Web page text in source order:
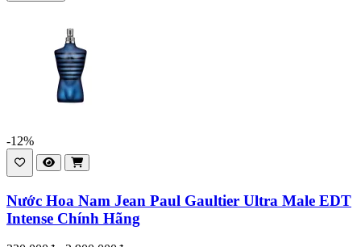
-12%
Nước Hoa Nam Jean Paul Gaultier Ultra Male EDT
Intense Chính Hãng